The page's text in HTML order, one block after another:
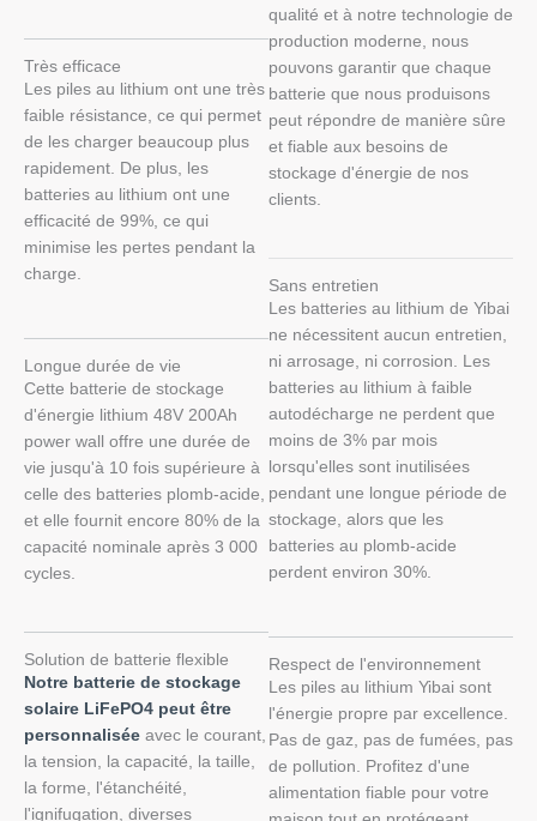
Très efficace
Les piles au lithium ont une très
faible résistance, ce qui permet
de les charger beaucoup plus
rapidement. De plus, les
batteries au lithium ont une
efficacité de 99%, ce qui
minimise les pertes pendant la
charge.
Longue durée de vie
Cette batterie de stockage
d'énergie lithium 48V 200Ah
power wall offre une durée de
vie jusqu'à 10 fois supérieure à
celle des batteries plomb-acide,
et elle fournit encore 80% de la
capacité nominale après 3 000
cycles.
Solution de batterie flexible
Notre batterie de stockage
solaire LiFePO4 peut être
personnalisée avec le courant,
la tension, la capacité, la taille,
la forme, l'étanchéité,
l'ignifugation, diverses
qualité et à notre technologie de
production moderne, nous
pouvons garantir que chaque
batterie que nous produisons
peut répondre de manière sûre
et fiable aux besoins de
stockage d'énergie de nos
clients.
Sans entretien
Les batteries au lithium de Yibai
ne nécessitent aucun entretien,
ni arrosage, ni corrosion. Les
batteries au lithium à faible
autodécharge ne perdent que
moins de 3% par mois
lorsqu'elles sont inutilisées
pendant une longue période de
stockage, alors que les
batteries au plomb-acide
perdent environ 30%.
Respect de l'environnement
Les piles au lithium Yibai sont
l'énergie propre par excellence.
Pas de gaz, pas de fumées, pas
de pollution. Profitez d'une
alimentation fiable pour votre